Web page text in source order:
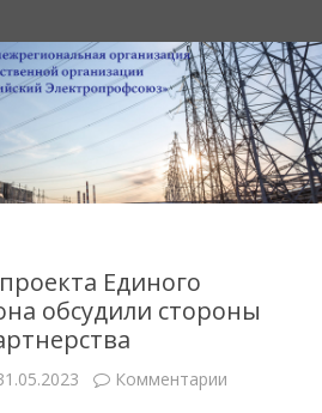
Единого
обсудили стороны
Комментарии